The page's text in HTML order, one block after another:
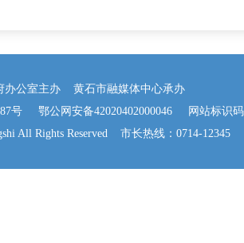
办公室主办 黄石市融媒体中心承办
号
鄂公网安备42020402000046 网站标识码
All Rights Reserved 市长热线：0714-12345